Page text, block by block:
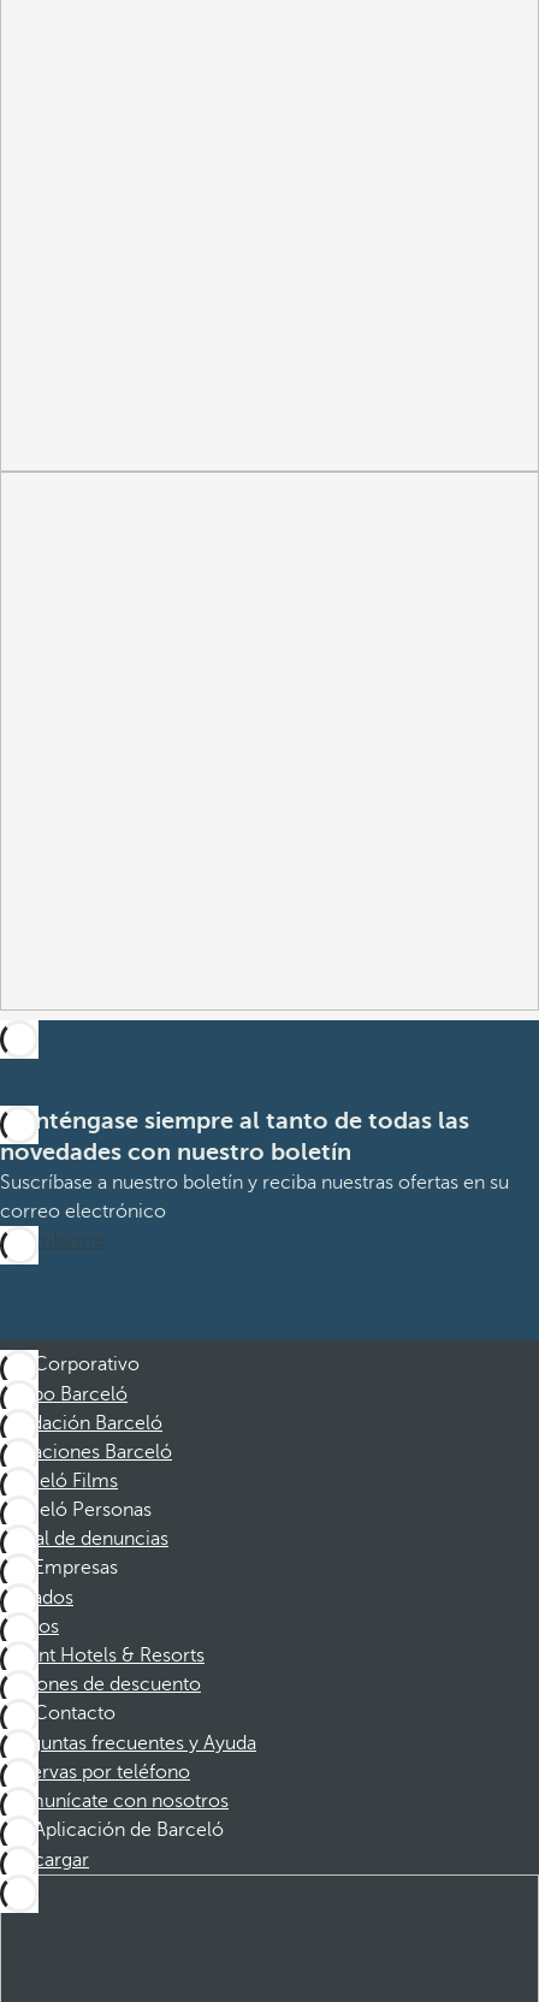
Manténgase siempre al tanto de todas las
novedades con nuestro boletín
Suscríbase a nuestro boletín y reciba nuestras ofertas en su
correo electrónico
Suscribirme
Corporativo
Grupo Barceló
Fundación Barceló
Vacaciones Barceló
Barceló Films
Barceló Personas
Canal de denuncias
Empresas
Afiliados
Socios
Dorint Hotels & Resorts
Cupones de descuento
Contacto
Preguntas frecuentes y Ayuda
Reservas por teléfono
Comunícate con nosotros
Aplicación de Barceló
Descargar